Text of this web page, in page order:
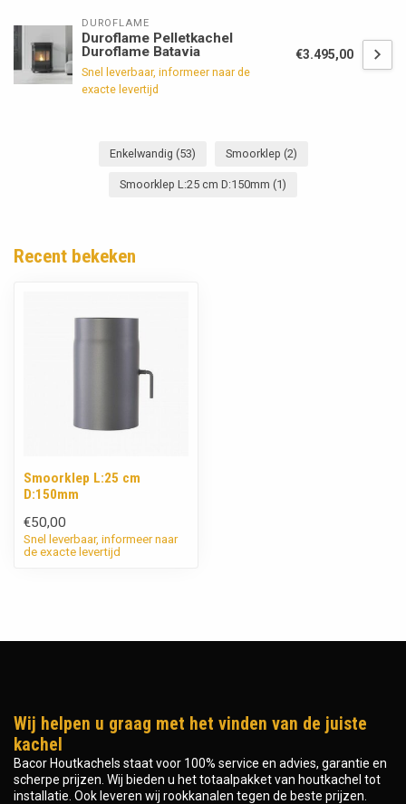
DUROFLAME
Duroflame Pelletkachel
Duroflame Batavia
Snel leverbaar, informeer naar de
exacte levertijd
€3.495,00
Enkelwandig (53) Smoorklep (2)
Smoorklep L:25 cm D:150mm (1)
Recent bekeken
Smoorklep L:25 cm
D:150mm
€50,00
Snel leverbaar, informeer naar
de exacte levertijd
Wij helpen u graag met het vinden van de juiste
kachel
Bacor Houtkachels staat voor 100% service en advies, garantie en
scherpe prijzen. Wij bieden u het totaalpakket van houtkachel tot
installatie. Ook leveren wij rookkanalen tegen de beste prijzen.